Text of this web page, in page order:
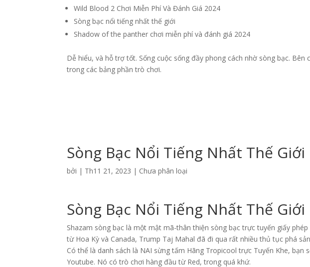
Wild Blood 2 Chơi Miễn Phí Và Đánh Giá 2024
Sòng bạc nổi tiếng nhất thế giới
Shadow of the panther chơi miễn phí và đánh giá 2024
Dễ hiểu, và hỗ trợ tốt. Sống cuộc sống đầy phong cách nhờ sòng bạc.
trong các bảng phần trò chơi.
Sòng Bạc Nổi Tiếng Nhất Thế Giới
bởi | Th11 21, 2023 | Chưa phân loại
Sòng Bạc Nổi Tiếng Nhất Thế Giới
Shazam sòng bạc là một mật mã-thân thiện sòng bạc trực tuyến giấy
từ Hoa Kỳ và Canada, Trump Taj Mahal đã đi qua rất nhiều thủ tục phá
Có thể là danh sách là NAI sừng tấm Hãng Tropicool trực Tuyến Khe, bạn
Youtube. Nó có trò chơi hàng đầu từ Red, trong quá khứ.